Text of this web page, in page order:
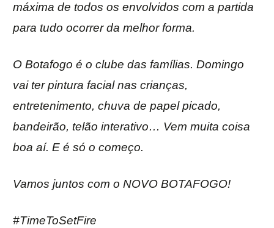
máxima de todos os envolvidos com a partida
para tudo ocorrer da melhor forma.
O Botafogo é o clube das famílias. Domingo
vai ter pintura facial nas crianças,
entretenimento, chuva de papel picado,
bandeirão, telão interativo… Vem muita coisa
boa aí. E é só o começo.
Vamos juntos com o NOVO BOTAFOGO!
#TimeToSetFire